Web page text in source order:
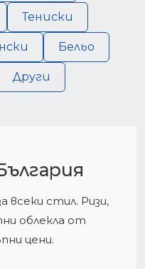
Тениски
Бельо
Други
всеки стил. Ризи,
облекла от
цени.